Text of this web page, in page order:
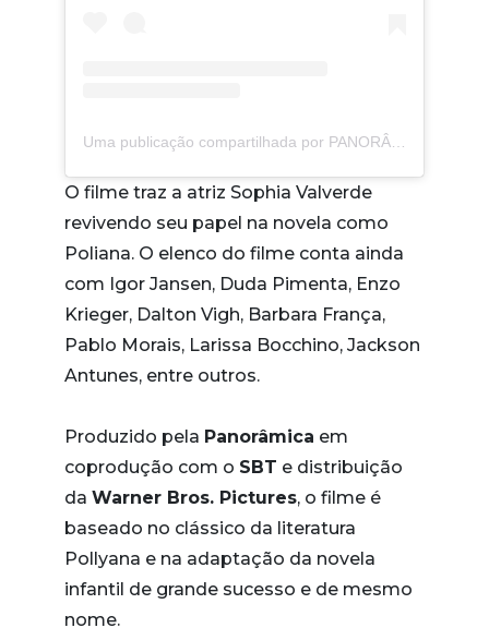
O filme traz a atriz Sophia Valverde
revivendo seu papel na novela como
Poliana. O elenco do filme conta ainda
com Igor Jansen, Duda Pimenta, Enzo
Krieger, Dalton Vigh, Barbara França,
Pablo Morais, Larissa Bocchino, Jackson
Antunes, entre outros.
Produzido pela Panorâmica em
coprodução com o SBT e distribuição
da Warner Bros. Pictures, o filme é
baseado no clássico da literatura
Pollyana e na adaptação da novela
infantil de grande sucesso e de mesmo
nome.